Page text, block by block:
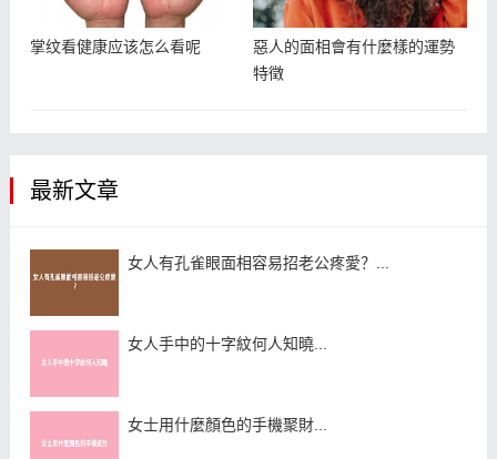
掌纹看健康应该怎么看呢
惡人的面相會有什麼樣的運勢
特徵
最新文章
女人有孔雀眼面相容易招老公疼愛？...
女人手中的十字紋何人知曉...
女士用什麼顏色的手機聚財...